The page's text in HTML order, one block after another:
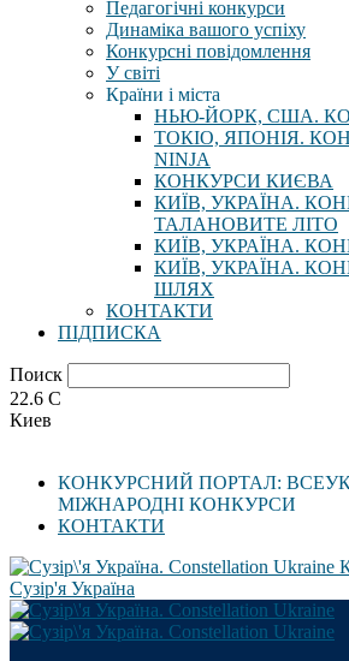
Педагогічні конкурси
Динаміка вашого успіху
Конкурсні повідомлення
У світі
Країни і міста
НЬЮ-ЙОРК, США.
ТОКІО, ЯПОНІЯ.
NINJA
КОНКУРСИ КИЄВА
КИЇВ, УКРАЇНА.
ТАЛАНОВИТЕ ЛІТО
КИЇВ, УКРАЇНА.
КИЇВ, УКРАЇНА.
ШЛЯХ
КОНТАКТИ
ПІДПИСКА
Поиск
22.6 C
Киев
КОНКУРСНИЙ ПОРТАЛ:
МІЖНАРОДНІ КОНКУРСИ
КОНТАКТИ
Сузір'я Україна